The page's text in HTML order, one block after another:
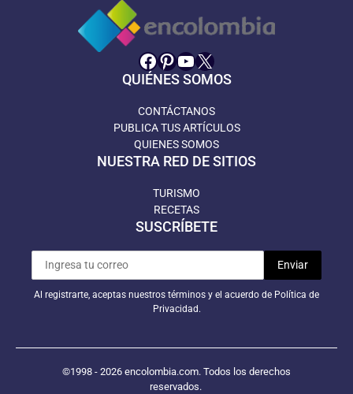
Facebook
Pinterest
YouTube
X
QUIÉNES SOMOS
CONTÁCTANOS
PUBLICA TUS ARTÍCULOS
QUIENES SOMOS
NUESTRA RED DE SITIOS
TURISMO
RECETAS
SUSCRÍBETE
Al registrarte, aceptas nuestros términos y el acuerdo de Política de
Privacidad.
©1998 - 2026 encolombia.com. Todos los derechos
reservados.